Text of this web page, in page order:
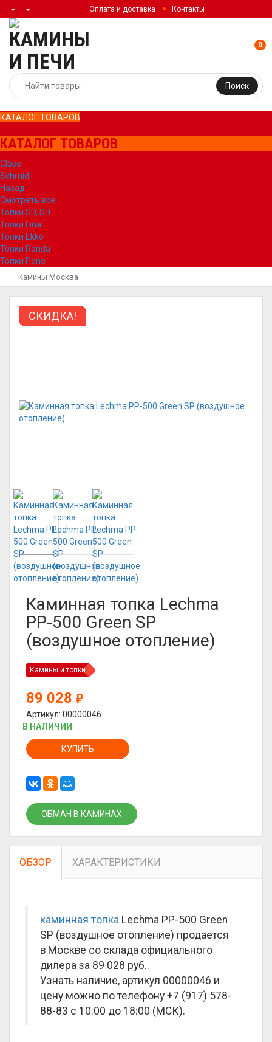
Оплата и доставка Контакты
Поиск
0
КАТАЛОГ ТОВАРОВ
КАТАЛОГ ТОВАРОВ
Close
Schmid
Назад
Смотреть все
Топки SD, SH
Топки Lina
Топки Ekko
Топки Ronda
Топки Pano
Камины Москва
СКИДКА!
Каминная топка Lechma
PP-500 Green SP
(воздушное отопление)
Камины и топки
89 028 ₽
Артикул: 00000046
В НАЛИЧИИ
КУПИТЬ
ОБМАН В КАМИНАХ
ОБЗОР ХАРАКТЕРИСТИКИ
каминная топка Lechma PP-500 Green
SP (воздушное отопление) продается
в Москве со склада официального
дилера за 89 028 руб..
Узнать наличие, артикул 00000046 и
цену можно по телефону +7 (917) 578-
88-83 с 10:00 до 18:00 (МСК).